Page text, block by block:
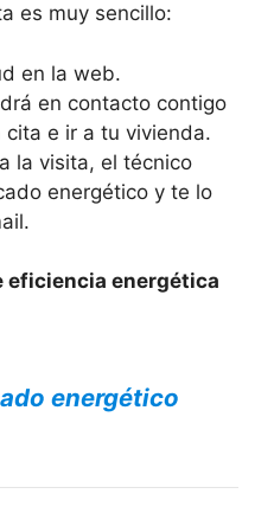
es muy sencillo:
en la web.
en contacto contigo
e ir a tu vivienda.
la visita, el técnico
energético y te lo
eficiencia energética
energético